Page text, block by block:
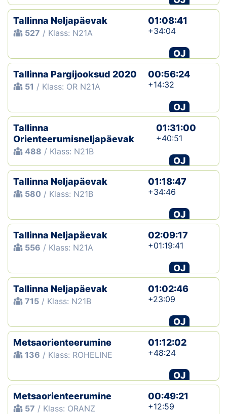
Tallinna Neljapäevak
527 / Klass: N21A
01:08:41
+34:04
OJ
Tallinna Pargijooksud 2020
51 / Klass: OR N21A
00:56:24
+14:32
OJ
Tallinna
Orienteerumisneljapäevak
488 / Klass: N21B
01:31:00
+40:51
OJ
Tallinna Neljapäevak
580 / Klass: N21B
01:18:47
+34:46
OJ
Tallinna Neljapäevak
556 / Klass: N21A
02:09:17
+01:19:41
OJ
Tallinna Neljapäevak
715 / Klass: N21B
01:02:46
+23:09
OJ
Metsaorienteerumine
136 / Klass: ROHELINE
01:12:02
+48:24
OJ
Metsaorienteerumine
57 / Klass: ORANZ
00:49:21
+12:59